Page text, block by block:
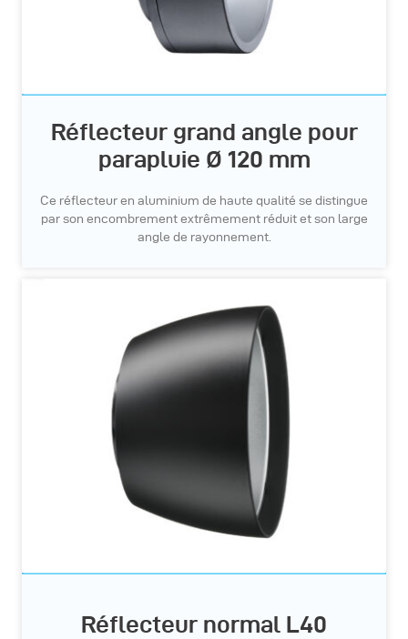
Réflecteur grand angle pour
parapluie Ø 120 mm
Ce réflecteur en aluminium de haute qualité se distingue
par son encombrement extrêmement réduit et son large
angle de rayonnement.
Réflecteur normal L40